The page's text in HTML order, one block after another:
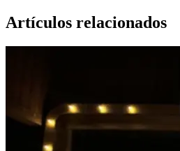
Artículos relacionados